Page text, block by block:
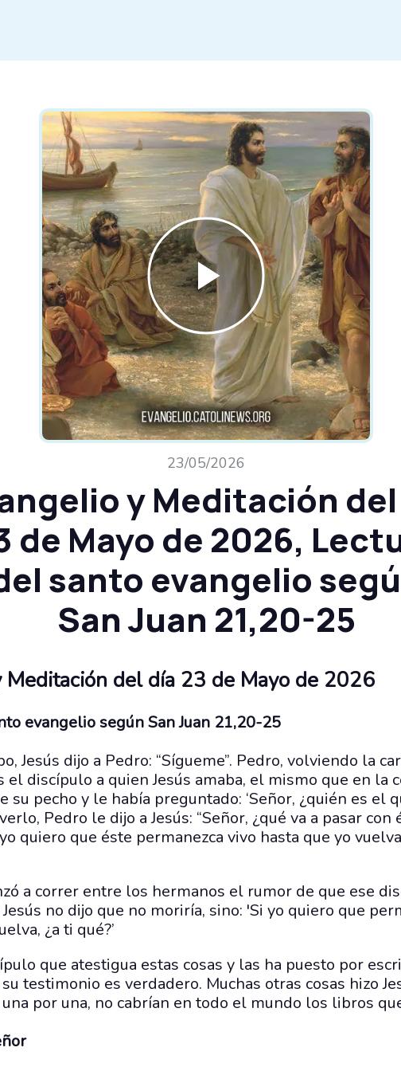
23/05/2026
y Meditación
de Mayo de 2026,
santo evangelio
San Juan 21,20-25
Meditación del día 23 de Mayo de 2026
evangelio según San Juan 21,20-25
Jesús dijo a Pedro: “Sígueme”. Pedro, volviendo la
discípulo a quien Jesús amaba, el mismo que en la
su pecho y le había preguntado: ‘Señor, ¿quién es el
Pedro le dijo a Jesús: “Señor, ¿qué va a pasar con
quiero que éste permanezca vivo hasta que yo
a correr entre los hermanos el rumor de que ese
no dijo que no moriría, sino: 'Si yo quiero que
¿a ti qué?’
que atestigua estas cosas y las ha puesto por
testimonio es verdadero. Muchas otras cosas hizo
por una, no cabrían en todo el mundo los libros